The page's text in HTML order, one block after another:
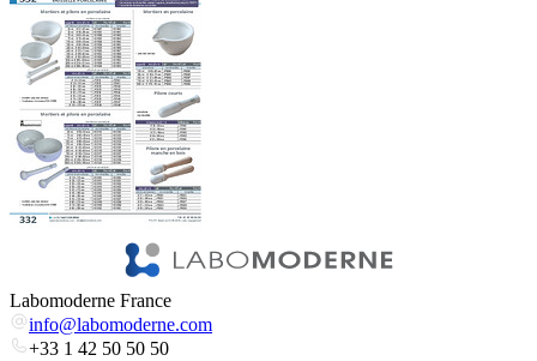
Labomoderne France
info@labomoderne.com
+33 1 42 50 50 50